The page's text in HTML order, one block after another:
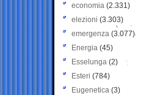
economia (2.331)
elezioni (3.303)
emergenza (3.077)
Energia (45)
Esselunga (2)
Esteri (784)
Eugenetica (3)